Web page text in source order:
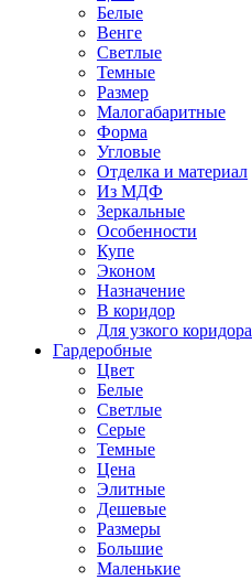
Белые
Венге
Светлые
Темные
Размер
Малогабаритные
Форма
Угловые
Отделка и материал
Из МДФ
Зеркальные
Особенности
Купе
Эконом
Назначение
В коридор
Для узкого коридора
Гардеробные
Цвет
Белые
Светлые
Серые
Темные
Цена
Элитные
Дешевые
Размеры
Большие
Маленькие